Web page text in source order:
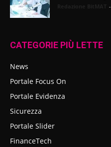
-
CATEGORIE PIÙ LETTE
News
Portale Focus On
Portale Evidenza
Sicurezza
Portale Slider
FinanceTech